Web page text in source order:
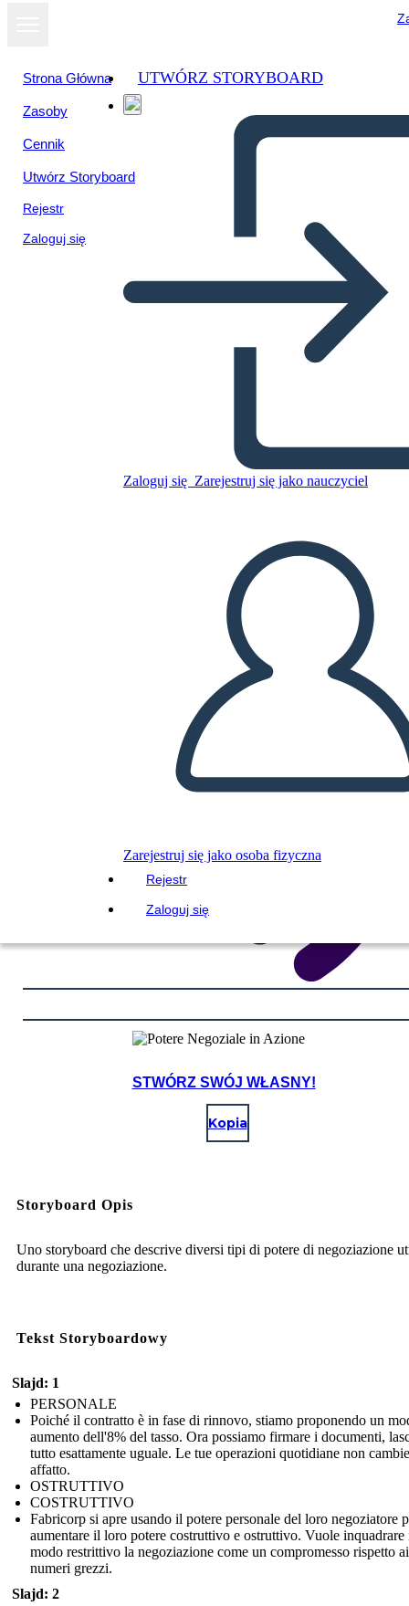
Strona Główna
Zasoby
Cennik
Utwórz Storyboard
Rejestr
Zaloguj się
UTWÓRZ STORYBOARD
Zaloguj się Zarejestruj się jako nauczyciel
Zarejestruj się jako osoba fizyczna
Rejestr
Zaloguj się
ODTWARZANIE POKAZU SLAJDÓW
PRZECZYTAJ MI
STWÓRZ SWÓJ WŁASNY!
Kopia
Storyboard Opis
Uno storyboard che descrive diversi tipi di potere di negoziazione
durante una negoziazione.
Tekst Storyboardowy
Slajd: 1
PERSONALE
Poiché il contratto è in fase di rinnovo, stiamo proponendo un
aumento dell'8% del tasso. Ora possiamo firmare i documenti,
tutto esattamente uguale. Le tue operazioni quotidiane non
affatto.
OSTRUTTIVO
COSTRUTTIVO
Fabricorp si apre usando il potere personale del loro negoziatore
aumentare il loro potere costruttivo e ostruttivo. Vuole inquadrare
modo restrittivo la negoziazione come un compromesso rispetto ai
numeri grezzi.
Slajd: 2